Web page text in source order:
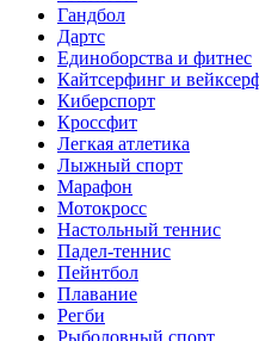
Гандбол
Дартс
Единоборства и фитнес
Кайтсерфинг и
Киберспорт
Кроссфит
Легкая атлетика
Лыжный спорт
Марафон
Мотокросс
Настольный теннис
Падел-теннис
Пейнтбол
Плавание
Регби
Рыболовный спорт